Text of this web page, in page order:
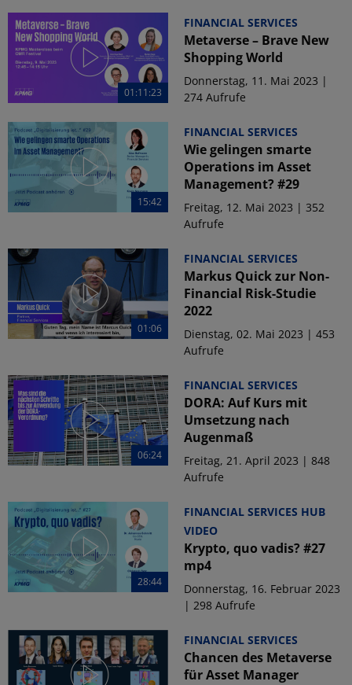
01:11:23
FINANCIAL SERVICES
Metaverse – Brave New
Shopping World
Donnerstag, 11. Mai 2023 |
274 Aufrufe
15:42
FINANCIAL SERVICES
Wie gelingen smarte
Operations im Asset
Management? #29
Freitag, 12. Mai 2023 | 352
Aufrufe
01:06
FINANCIAL SERVICES
Markus Quick zur Non-
Financial Risk-Studie
2022
Dienstag, 02. Mai 2023 | 453
Aufrufe
06:24
FINANCIAL SERVICES
DORA: Auf Kurs mit
Umsetzung nach
Augenmaß
Freitag, 21. April 2023 | 848
Aufrufe
28:44
FINANCIAL SERVICES HUB
VIDEO
Krypto, quo vadis? #27
mp4
Donnerstag, 16. Februar 2023
| 298 Aufrufe
FINANCIAL SERVICES
Chancen des Metaverse
für Asset Manager